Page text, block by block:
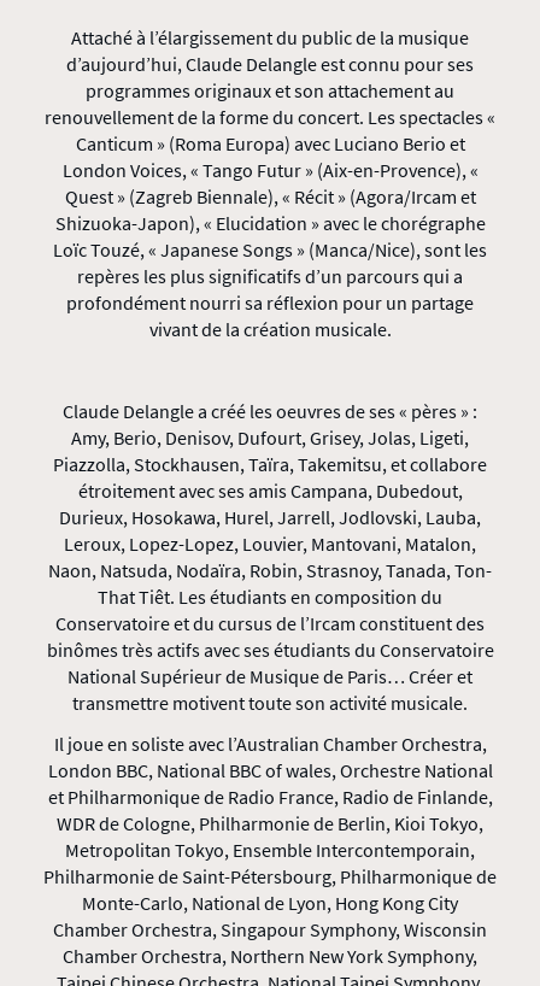
Attaché à l’élargissement du public de la musique
d’aujourd’hui, Claude Delangle est connu pour ses
programmes originaux et son attachement au
renouvellement de la forme du concert. Les spectacles «
Canticum » (Roma Europa) avec Luciano Berio et
London Voices, « Tango Futur » (Aix-en-Provence), «
Quest » (Zagreb Biennale), « Récit » (Agora/Ircam et
Shizuoka-Japon), « Elucidation » avec le chorégraphe
Loïc Touzé, « Japanese Songs » (Manca/Nice), sont les
repères les plus significatifs d’un parcours qui a
profondément nourri sa réflexion pour un partage
vivant de la création musicale.
Claude Delangle a créé les oeuvres de ses « pères » :
Amy, Berio, Denisov, Dufourt, Grisey, Jolas, Ligeti,
Piazzolla, Stockhausen, Taïra, Takemitsu, et collabore
étroitement avec ses amis Campana, Dubedout,
Durieux, Hosokawa, Hurel, Jarrell, Jodlovski, Lauba,
Leroux, Lopez-Lopez, Louvier, Mantovani, Matalon,
Naon, Natsuda, Nodaïra, Robin, Strasnoy, Tanada, Ton-
That Tiêt. Les étudiants en composition du
Conservatoire et du cursus de l’Ircam constituent des
binômes très actifs avec ses étudiants du Conservatoire
National Supérieur de Musique de Paris… Créer et
transmettre motivent toute son activité musicale.
Il joue en soliste avec l’Australian Chamber Orchestra,
London BBC, National BBC of wales, Orchestre National
et Philharmonique de Radio France, Radio de Finlande,
WDR de Cologne, Philharmonie de Berlin, Kioi Tokyo,
Metropolitan Tokyo, Ensemble Intercontemporain,
Philharmonie de Saint-Pétersbourg, Philharmonique de
Monte-Carlo, National de Lyon, Hong Kong City
Chamber Orchestra, Singapour Symphony, Wisconsin
Chamber Orchestra, Northern New York Symphony,